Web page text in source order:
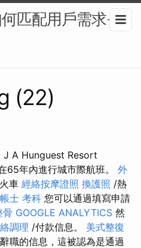
匹配用戶需求-
(22)
A Hunguest Resort
65年內進行城市際航班。 外
車 經絡按摩證照 換護照 /熱
士 考科 您可以通過填寫申請
骨 GOOGLE ANALYTICS 然
調理 /付款信息。 美式整復
職的信息，這被認為是通過